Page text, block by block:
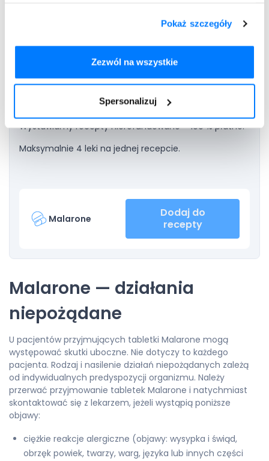
Pokaż szczegóły
Zezwól na wszystkie
Spersonalizuj
związane muszą znacznie przewyższać ewentualne ryzyko.
Nie należy podawać leku Malarone u kobiet w okresie
karmienia piersią. Jest to związane z tym, że składniki leku
Malarone przenikają do mleka matki i mogą powodować
działania niepożądane ze strony dziecka. Ze względów
bezpieczeństwa na czas terapii należy przerwać karmienie
Wystawiamy recepty nierefundowane – 100 % płatne.
Maksymalnie 4 leki na jednej recepcie.
Malarone
Dodaj do
recepty
Malarone — działania
niepożądane
U pacjentów przyjmujących tabletki Malarone mogą
występować skutki uboczne. Nie dotyczy to każdego
pacjenta. Rodzaj i nasilenie działań niepożądanych zależą
od indywidualnych predyspozycji organizmu. Należy
przerwać przyjmowanie tabletek Malarone i natychmiast
skontaktować się z lekarzem, jeżeli wystąpią poniższe
objawy:
ciężkie reakcje alergiczne (objawy: wysypka i świąd,
obrzęk powiek, twarzy, warg, języka lub innych części